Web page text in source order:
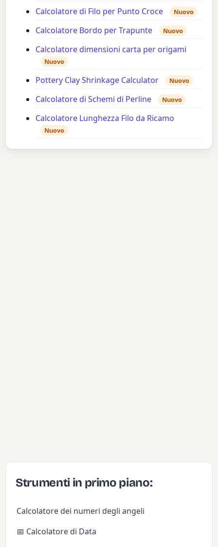
Calcolatore di Filo per Punto Croce Nuovo
Calcolatore Bordo per Trapunte Nuovo
Calcolatore dimensioni carta per origami
Nuovo
Pottery Clay Shrinkage Calculator Nuovo
Calcolatore di Schemi di Perline Nuovo
Calcolatore Lunghezza Filo da Ricamo
Nuovo
Strumenti in primo piano:
Calcolatore dei numeri degli angeli
📅 Calcolatore di Data